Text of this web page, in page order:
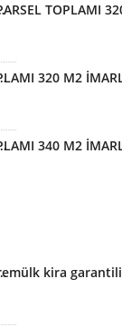
TOPLAMI 320 M2
320 M2 İMARLI ARSA KELEPİR ARSA
340 M2 İMARLI ARSA KELEPİR
Devremülk kira garantili